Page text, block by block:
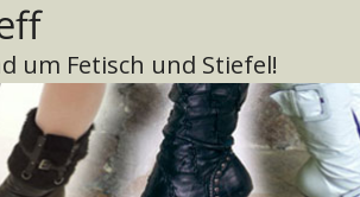
um Fetisch und Stiefel!